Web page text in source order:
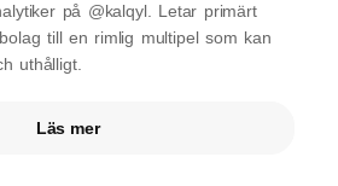
på @kalqyl. Letar primärt
till en rimlig multipel som kan
uthålligt.
Läs mer